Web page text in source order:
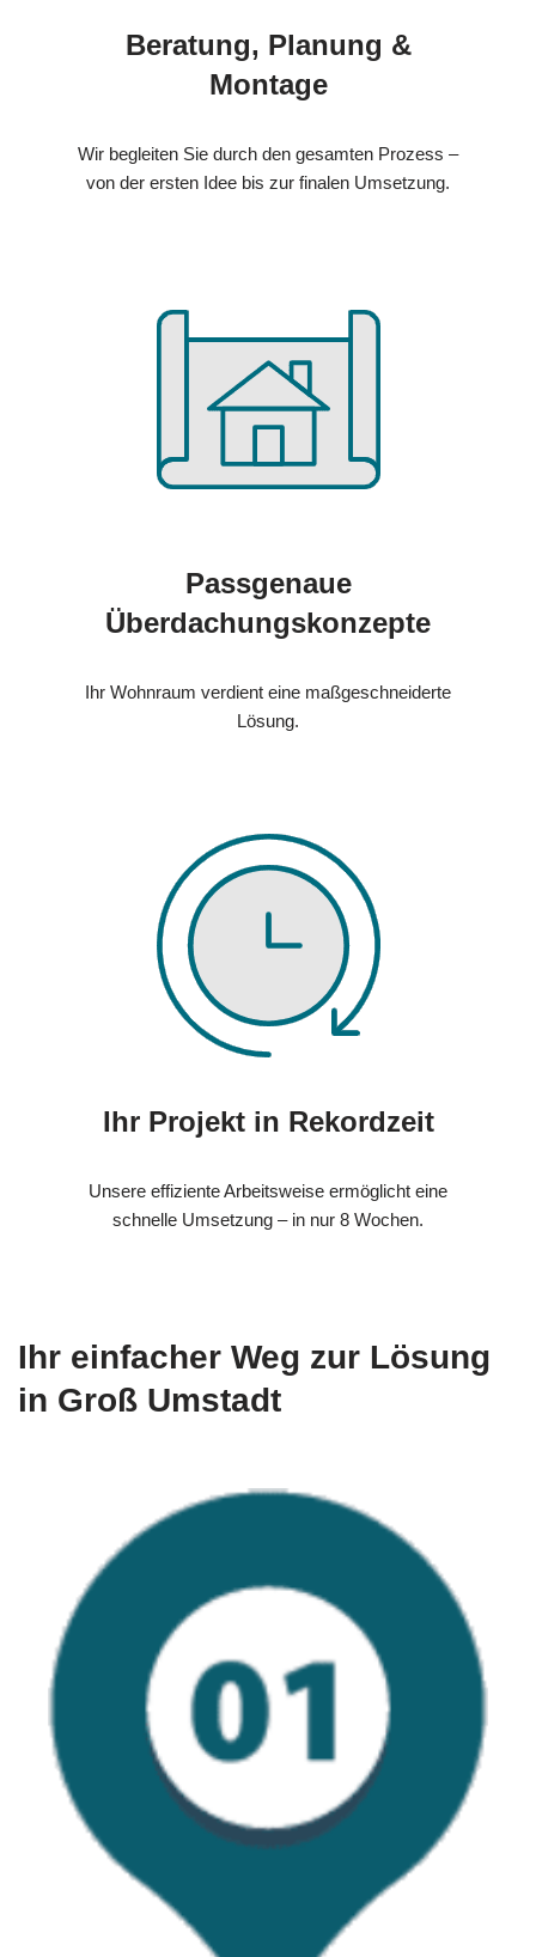
Beratung, Planung &
Montage
Wir begleiten Sie durch den gesamten Prozess –
von der ersten Idee bis zur finalen Umsetzung.
Passgenaue
Überdachungskonzepte
Ihr Wohnraum verdient eine maßgeschneiderte
Lösung.
Ihr Projekt in Rekordzeit
Unsere effiziente Arbeitsweise ermöglicht eine
schnelle Umsetzung – in nur 8 Wochen.
Ihr einfacher Weg zur Lösung
in Groß Umstadt